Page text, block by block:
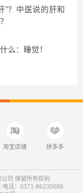
”？中医说的肝和
么：睡觉！
淘宝店铺 拼多多
司 保留所有权利
电话：0371-86230086